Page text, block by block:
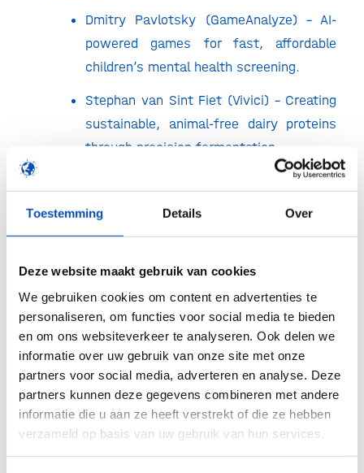
Toestemming Details Over
Deze website maakt gebruik van cookies
We gebruiken cookies om content en advertenties te
personaliseren, om functies voor social media te bieden
en om ons websiteverkeer te analyseren. Ook delen we
informatie over uw gebruik van onze site met onze
partners voor social media, adverteren en analyse. Deze
partners kunnen deze gegevens combineren met andere
informatie die u aan ze heeft verstrekt of die ze hebben
verzameld op basis van uw gebruik van hun services.
Dmitry Pavlotsky (GameAnalyze) – AI-
powered games for fast, affordable
children’s mental health screening.
Stephan van Sint Fiet (Vivici) – Creating
sustainable, animal-free dairy proteins
through precision fermentation.
Katarina Madunić (GlycoDiagnostics) –
Registration: Registration for this event is closed
Other tour dates & locations
Like the previous year, hollandbio will host a
series of ‘hollandbio-komt-naar-je-toer’